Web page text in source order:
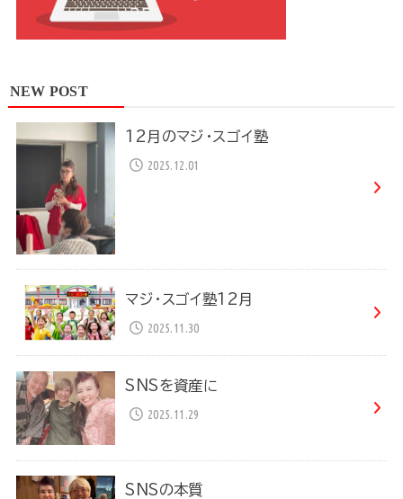
NEW POST
12月のマジ・スゴイ塾
2025.12.01
マジ・スゴイ塾12月
2025.11.30
SNSを資産に
2025.11.29
SNSの本質